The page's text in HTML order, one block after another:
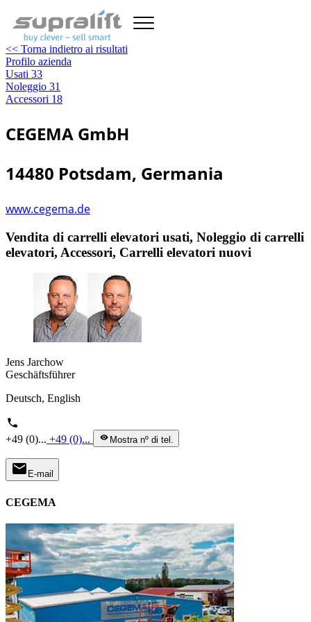
<< Torna indietro ai risultati
Profilo azienda
Usati 33
Noleggio 31
Accessori 18
CEGEMA GmbH
14480 Potsdam, Germania
www.cegema.de
Vendita di carrelli elevatori usati, Noleggio di carrelli
elevatori, Accessori, Carrelli elevatori nuovi
Jens Jarchow
Geschäftsführer
Deutsch, English
phone
+49 (0)... +49 (0)... visibility Mostra nº di tel.
mail E-mail
CEGEMA